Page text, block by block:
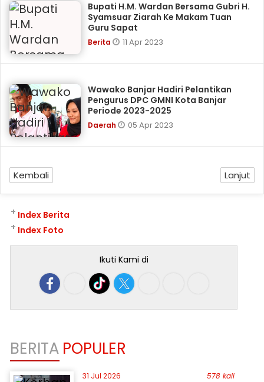
Bupati H.M. Wardan Bersama Gubri H.
Syamsuar Ziarah Ke Makam Tuan
Guru Sapat
Berita 11 Apr 2023
Wawako Banjar Hadiri Pelantikan
Pengurus DPC GMNI Kota Banjar
Periode 2023-2025
Daerah 05 Apr 2023
Kembali Lanjut
Index Berita
+
Index Foto
+
Ikuti Kami di
BERITA POPULER
31 Jul 2026 578 kali